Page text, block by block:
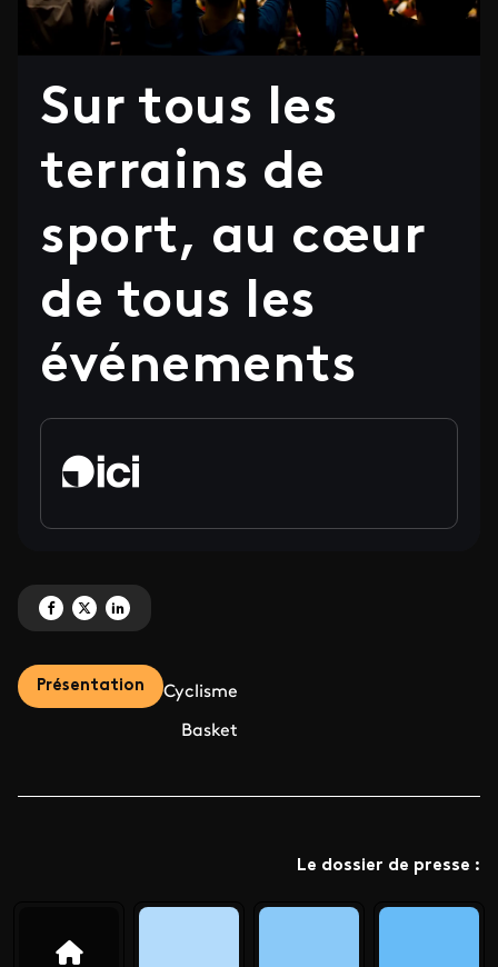
Sur tous les
terrains de
sport, au cœur
de tous les
événements
Partagez 'Sur tous les terrains de sport, au cœur de tous les événements '
Partagez 'Sur tous les terrains de sport, au cœur de tous les
Partagez 'Sur tous les terrains de sport, au cœur de tous les
Présentation Cyclisme
Basket
Le dossier de presse :